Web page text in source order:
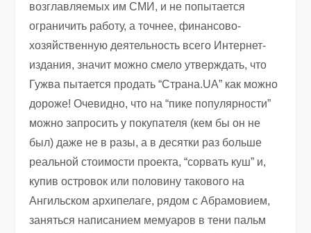
возглавляемых им СМИ, и не попытается
ограничить работу, а точнее, финансово-
хозяйственную деятельность всего Интернет-
издания, значит можно смело утверждать, что
Гужва пытается продать “Страна.UA” как можно
дороже! Очевидно, что на “пике популярности”
можно запросить у покупателя (кем бы он не
был) даже не в разы, а в десятки раз больше
реальной стоимости проекта, “сорвать куш” и,
купив островок или половину такового на
Ангильском архипелаге, рядом с Абрамовием,
заняться написанием мемуаров в тени пальм